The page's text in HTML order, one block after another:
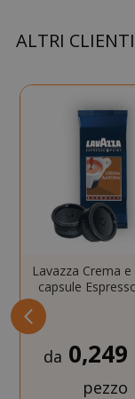
ALTRI
Lavazza Crema
capsule
da 0,249
pezzo
Privacy Policy